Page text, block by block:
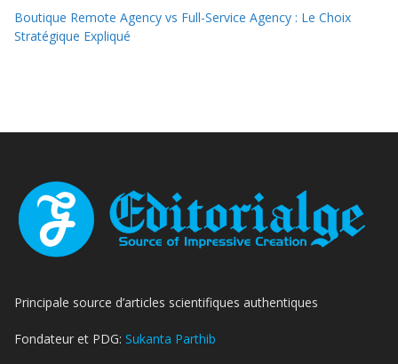
Boutique Remote Agency vs Full-Service Agency : Le Choix
Stratégique Expliqué
Principale source d’articles scientifiques authentiques
Fondateur et PDG: Sukanta Parthib